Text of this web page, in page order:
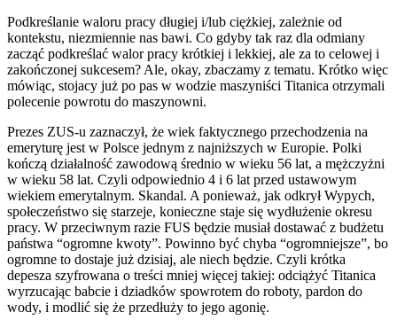
Podkreślanie waloru pracy długiej i/lub ciężkiej, zależnie od
kontekstu, niezmiennie nas bawi. Co gdyby tak raz dla odmiany
zacząć podkreślać walor pracy krótkiej i lekkiej, ale za to celowej i
zakończonej sukcesem? Ale, okay, zbaczamy z tematu. Krótko więc
mówiąc, stojacy już po pas w wodzie maszyniści Titanica otrzymali
polecenie powrotu do maszynowni.
Prezes ZUS-u zaznaczył, że wiek faktycznego przechodzenia na
emeryturę jest w Polsce jednym z najniższych w Europie. Polki
kończą działalność zawodową średnio w wieku 56 lat, a mężczyżni
w wieku 58 lat. Czyli odpowiednio 4 i 6 lat przed ustawowym
wiekiem emerytalnym. Skandal. A ponieważ, jak odkrył Wypych,
społeczeństwo się starzeje, konieczne staje się wydłużenie okresu
pracy. W przeciwnym razie FUS będzie musiał dostawać z budżetu
państwa “ogromne kwoty”. Powinno być chyba “ogromniejsze”, bo
ogromne to dostaje już dzisiaj, ale niech będzie. Czyli krótka
depesza szyfrowana o treści mniej więcej takiej: odciążyć Titanica
wyrzucając babcie i dziadków spowrotem do roboty, pardon do
wody, i modlić się że przedłuży to jego agonię.